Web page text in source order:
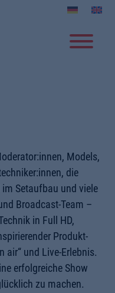
Models,
die
Setaufbau und viele
Broadcast-Team –
in Full HD,
Produkt-
air“ und Live-Erlebnis.
erfolgreiche Show
zu machen.